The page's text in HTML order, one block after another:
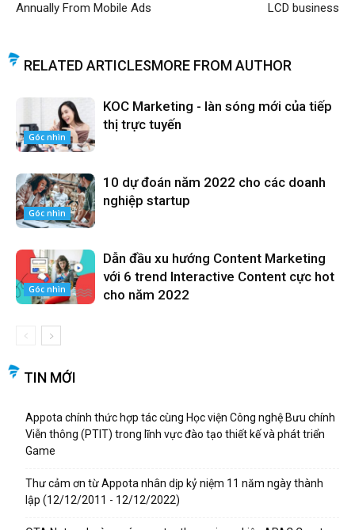
Annually From Mobile Ads
LCD business
RELATED ARTICLESMORE FROM AUTHOR
Góc nhìn
KOC Marketing - làn sóng mới của tiếp
thị trực tuyến
Góc nhìn
10 dự đoán năm 2022 cho các doanh
nghiệp startup
Góc nhìn
Dẫn đầu xu hướng Content Marketing
với 6 trend Interactive Content cực hot
cho năm 2022
TIN MỚI
Appota chính thức hợp tác cùng Học viện Công nghệ Bưu chính
Viễn thông (PTIT) trong lĩnh vực đào tạo thiết kế và phát triển
Game
Thư cảm ơn từ Appota nhân dịp kỷ niệm 11 năm ngày thành
lập (12/12/2011 - 12/12/2022)